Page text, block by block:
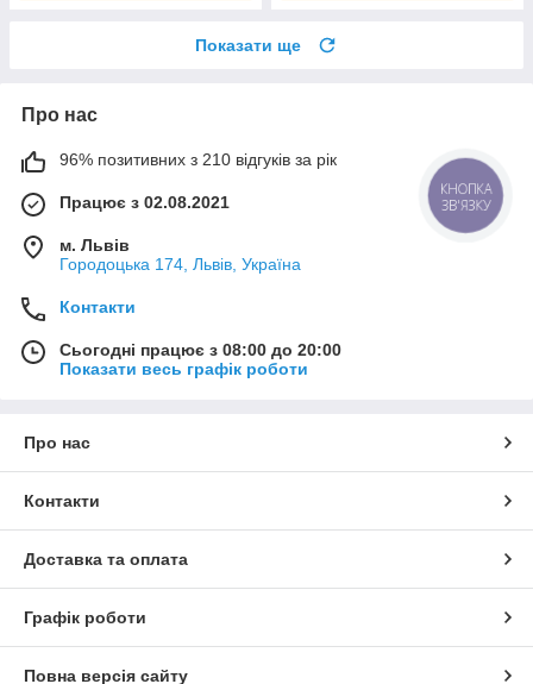
Показати ще
Про нас
96% позитивних з 210 відгуків за рік
Працює з 02.08.2021
м. Львів
Городоцька 174, Львів, Україна
Контакти
Сьогодні працює з 08:00 до 20:00
Показати весь графік роботи
Про нас
Контакти
Доставка та оплата
Графік роботи
Повна версія сайту
КНОПКА
ЗВ'ЯЗКУ